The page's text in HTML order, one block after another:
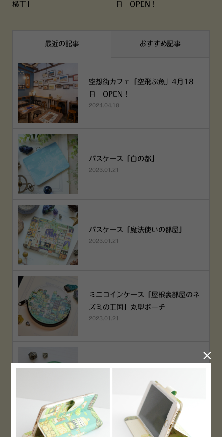
横丁」
日 OPEN！
最近の記事 おすすめ記事
空想街カフェ「空飛ぶ魚」4月18
日 OPEN！
2024.04.18
パスケース「白の都」
2023.01.21
パスケース「魔法使いの部屋」
2023.01.21
ミニコインケース「屋根裏部屋のネ
ズミの王国」丸型ポーチ
2023.01.21
